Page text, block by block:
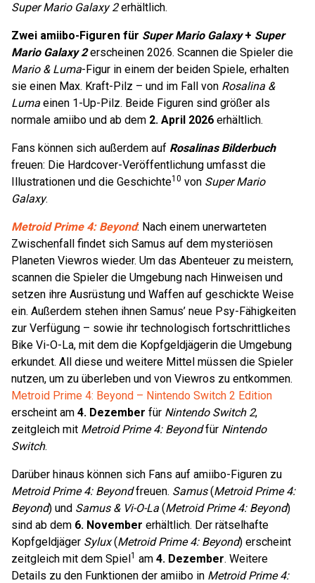
Super Mario Galaxy 2erhältlich.
Zwei amiibo-Figuren für Super Mario Galaxy+ Super
Mario Galaxy 2erscheinen 2026. Scannen die Spieler die
Mario & Luma-Figur in einem der beiden Spiele, erhalten
sie einen Max. Kraft-Pilz – und im Fall von Rosalina &
Luma einen 1-Up-Pilz. Beide Figuren sind größer als
normale amiibo und ab dem 2. April 2026 erhältlich.
Fans können sich außerdem auf Rosalinas Bilderbuch
freuen: Die Hardcover-Veröffentlichung umfasst die
Illustrationen und die Geschichte10 von Super Mario
Galaxy.
Metroid Prime 4: Beyond: Nach einem unerwarteten
Zwischenfall findet sich Samus auf dem mysteriösen
Planeten Viewros wieder. Um das Abenteuer zu meistern,
scannen die Spieler die Umgebung nach Hinweisen und
setzen ihre Ausrüstung und Waffen auf geschickte Weise
ein. Außerdem stehen ihnen Samus’ neue Psy-Fähigkeiten
zur Verfügung – sowie ihr technologisch fortschrittliches
Bike Vi-O-La, mit dem die Kopfgeldjägerin die Umgebung
erkundet. All diese und weitere Mittel müssen die Spieler
nutzen, um zu überleben und von Viewros zu entkommen.
Metroid Prime 4: Beyond – Nintendo Switch 2 Edition
erscheint am 4. Dezember für Nintendo Switch 2,
zeitgleich mit Metroid Prime 4: Beyondfür Nintendo
Switch.
Darüber hinaus können sich Fans auf amiibo-Figuren zu
Metroid Prime 4: Beyondfreuen. Samus(Metroid Prime 4:
Beyond) und Samus & Vi-O-La (Metroid Prime 4: Beyond)
sind ab dem 6. November erhältlich. Der rätselhafte
Kopfgeldjäger Sylux(Metroid Prime 4: Beyond) erscheint
zeitgleich mit dem Spiel1 am 4. Dezember. Weitere
Details zu den Funktionen der amiibo in Metroid Prime 4: